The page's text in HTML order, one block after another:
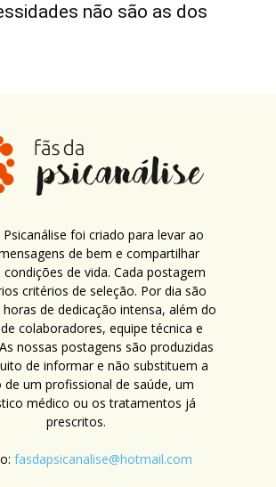
não são as dos
Psicanálise foi criado para levar ao
de bem e compartilhar
de vida. Cada postagem
critérios de seleção. Por dia são
de dedicação intensa, além do
colaboradores, equipe técnica e
nossas postagens são produzidas
de informar e não substituem a
de um profissional de saúde, um
médico ou os tratamentos já
prescritos.
fasdapsicanalise@hotmail.com